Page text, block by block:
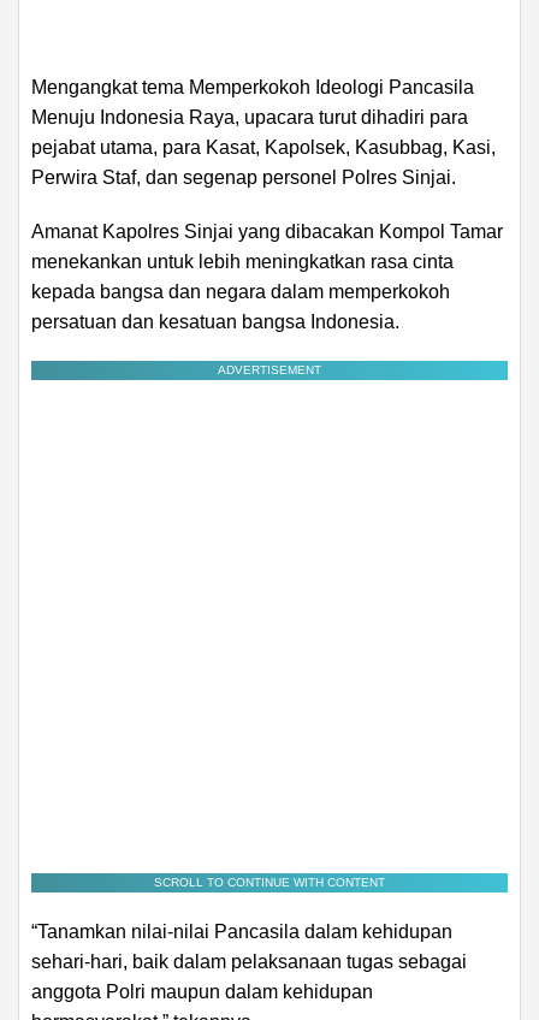
Mengangkat tema Memperkokoh Ideologi Pancasila
Menuju Indonesia Raya, upacara turut dihadiri para
pejabat utama, para Kasat, Kapolsek, Kasubbag, Kasi,
Perwira Staf, dan segenap personel Polres Sinjai.
Amanat Kapolres Sinjai yang dibacakan Kompol Tamar
menekankan untuk lebih meningkatkan rasa cinta
kepada bangsa dan negara dalam memperkokoh
persatuan dan kesatuan bangsa Indonesia.
ADVERTISEMENT
SCROLL TO CONTINUE WITH CONTENT
“Tanamkan nilai-nilai Pancasila dalam kehidupan
sehari-hari, baik dalam pelaksanaan tugas sebagai
anggota Polri maupun dalam kehidupan